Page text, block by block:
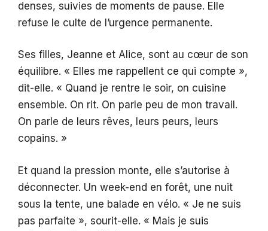
denses, suivies de moments de pause. Elle
refuse le culte de l’urgence permanente.
Ses filles, Jeanne et Alice, sont au cœur de son
équilibre. « Elles me rappellent ce qui compte »,
dit-elle. « Quand je rentre le soir, on cuisine
ensemble. On rit. On parle peu de mon travail.
On parle de leurs rêves, leurs peurs, leurs
copains. »
Et quand la pression monte, elle s’autorise à
déconnecter. Un week-end en forêt, une nuit
sous la tente, une balade en vélo. « Je ne suis
pas parfaite », sourit-elle. « Mais je suis